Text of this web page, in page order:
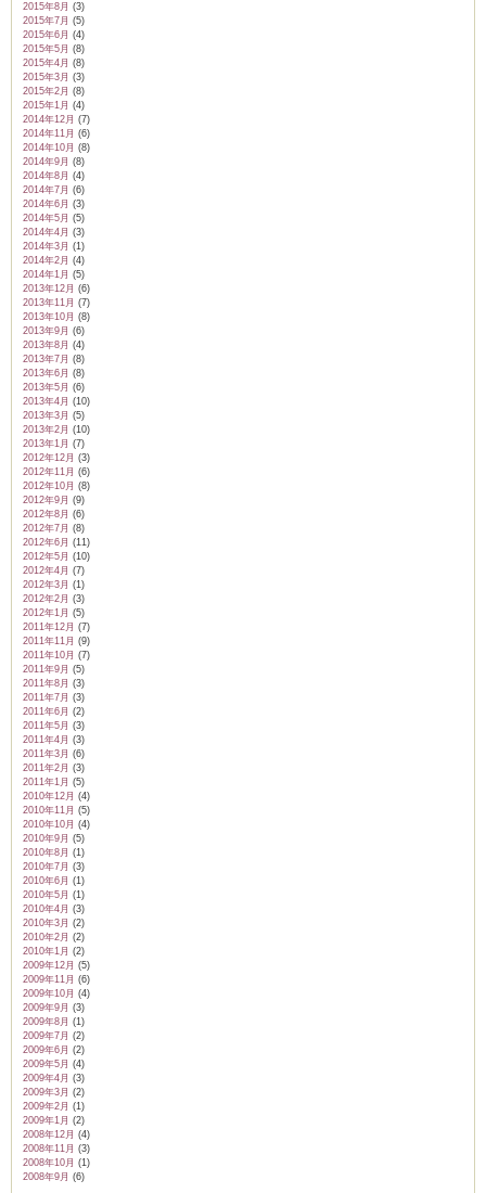
2015年8月 (3)
2015年7月 (5)
2015年6月 (4)
2015年5月 (8)
2015年4月 (8)
2015年3月 (3)
2015年2月 (8)
2015年1月 (4)
2014年12月 (7)
2014年11月 (6)
2014年10月 (8)
2014年9月 (8)
2014年8月 (4)
2014年7月 (6)
2014年6月 (3)
2014年5月 (5)
2014年4月 (3)
2014年3月 (1)
2014年2月 (4)
2014年1月 (5)
2013年12月 (6)
2013年11月 (7)
2013年10月 (8)
2013年9月 (6)
2013年8月 (4)
2013年7月 (8)
2013年6月 (8)
2013年5月 (6)
2013年4月 (10)
2013年3月 (5)
2013年2月 (10)
2013年1月 (7)
2012年12月 (3)
2012年11月 (6)
2012年10月 (8)
2012年9月 (9)
2012年8月 (6)
2012年7月 (8)
2012年6月 (11)
2012年5月 (10)
2012年4月 (7)
2012年3月 (1)
2012年2月 (3)
2012年1月 (5)
2011年12月 (7)
2011年11月 (9)
2011年10月 (7)
2011年9月 (5)
2011年8月 (3)
2011年7月 (3)
2011年6月 (2)
2011年5月 (3)
2011年4月 (3)
2011年3月 (6)
2011年2月 (3)
2011年1月 (5)
2010年12月 (4)
2010年11月 (5)
2010年10月 (4)
2010年9月 (5)
2010年8月 (1)
2010年7月 (3)
2010年6月 (1)
2010年5月 (1)
2010年4月 (3)
2010年3月 (2)
2010年2月 (2)
2010年1月 (2)
2009年12月 (5)
2009年11月 (6)
2009年10月 (4)
2009年9月 (3)
2009年8月 (1)
2009年7月 (2)
2009年6月 (2)
2009年5月 (4)
2009年4月 (3)
2009年3月 (2)
2009年2月 (1)
2009年1月 (2)
2008年12月 (4)
2008年11月 (3)
2008年10月 (1)
2008年9月 (6)